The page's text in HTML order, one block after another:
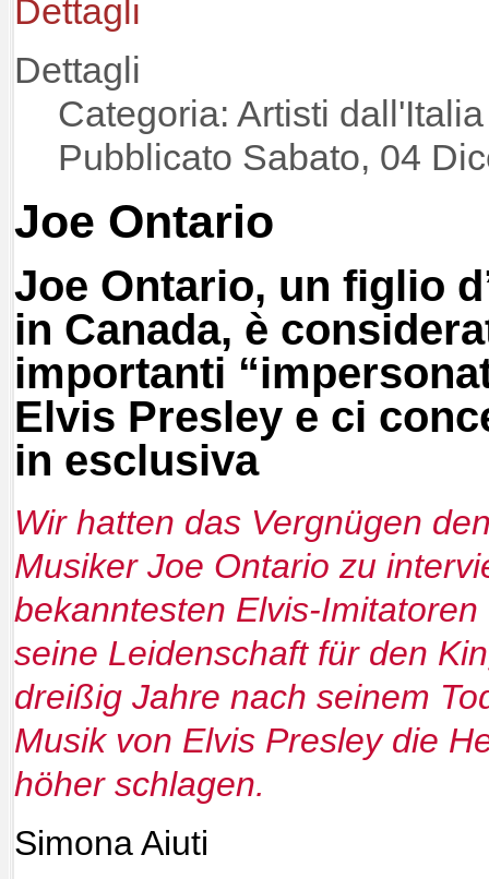
Dettagli
Dettagli
Categoria: Artisti dall'Italia
Pubblicato Sabato, 04
Joe Ontario
Joe Ontario, un figlio
in Canada, è
importanti
Elvis Presley e ci
in esclusiva
Wir hatten das Vergnügen
Musiker Joe Ontario zu
bekanntesten Elvis-
seine Leidenschaft für den
dreißig Jahre nach seinem
Musik von Elvis Presley die
höher schlagen.
Simona Aiuti